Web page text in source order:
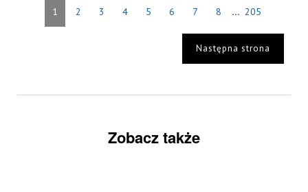
1 2 3 4 5 6 7 8 ... 205
Następna strona
Zobacz także